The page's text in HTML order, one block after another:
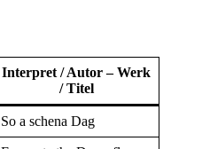
Interpret / Autor – Werk
/ Titel
So a schena Dag